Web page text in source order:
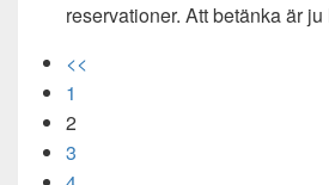
reservationer. Att betänka är
<<
1
2
3